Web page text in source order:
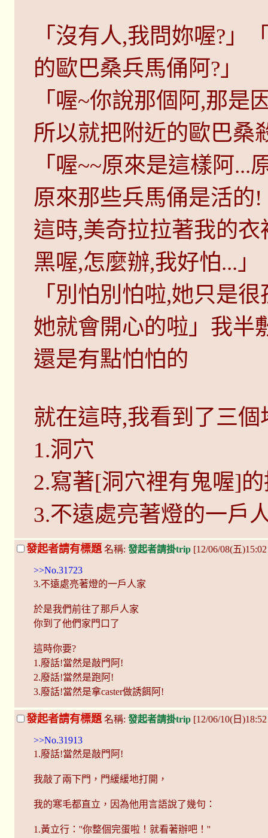
「沒有人,我問妳喔?」
的歐巴桑兵馬俑阿?」
「喔~你說那個阿,那是
所以就把附近的歐巴桑
「喔~~原來是這樣阿...
原來那些兵馬俑是活的!
這時,美奇拉拉著我的
黑喔,怎麼辦,我好怕...」
「別怕別怕啦,她只是
她就會開心的啦」我半
還是有點怕怕的
就在這時,我看到了三個
1.洞穴
2.寫著[洞穴裡有鬼喔]
3.不遠處亮著燈的一戶
發起者請有標題 名稱: 發起者請掛trip [12/06/08(五
>>No.31723
3.不遠處亮著燈的一戶人家
於是我們前往了那戶人家
你到了他們家門口了
這時你要?
1.廢話!當然是敲門阿!
2.廢話!當然是跑阿!
3.廢話!當然是拿caster做誘餌阿!
發起者請有標題 名稱: 發起者請掛trip [12/06/10(日
>>No.31913
1.廢話!當然是敲門阿!
我敲了兩下門，門緩緩地打開，
我的寒毛都直立，因為他用言語說了幾句：
1.黃立行：''你整個完蛋啦！就看著辦吧！''